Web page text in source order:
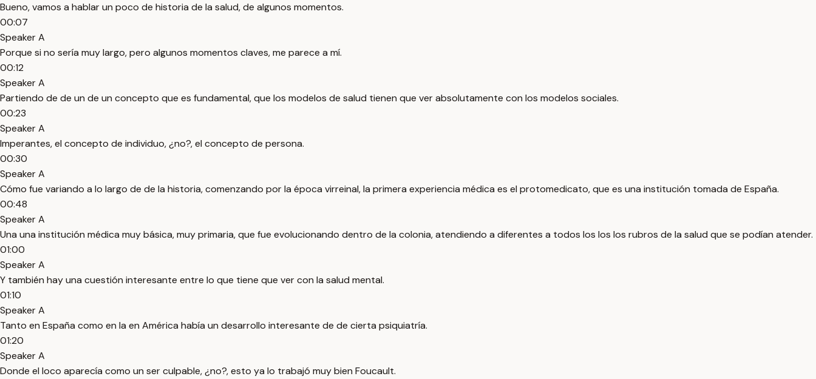
Bueno, vamos a hablar un poco de historia de la salud, de algunos momentos.
00:07
Speaker A
Porque si no sería muy largo, pero algunos momentos claves, me parece a mí.
00:12
Speaker A
Partiendo de de un de un concepto que es fundamental, que los modelos de salud tienen que ver absolutamente con los modelos sociales.
00:23
Speaker A
Imperantes, el concepto de individuo, ¿no?, el concepto de persona.
00:30
Speaker A
Cómo fue variando a lo largo de de la historia, comenzando por la época virreinal, la primera experiencia médica es el protomedicato, que es una institución tomada de España.
00:48
Speaker A
Una una institución médica muy básica, muy primaria, que fue evolucionando dentro de la colonia, atendiendo a diferentes a todos los los los rubros de la salud que se podían atender.
01:00
Speaker A
Y también hay una cuestión interesante entre lo que tiene que ver con la salud mental.
01:10
Speaker A
Tanto en España como en la en América había un desarrollo interesante de de cierta psiquiatría.
01:20
Speaker A
Donde el loco aparecía como un ser culpable, ¿no?, esto ya lo trabajó muy bien Foucault.